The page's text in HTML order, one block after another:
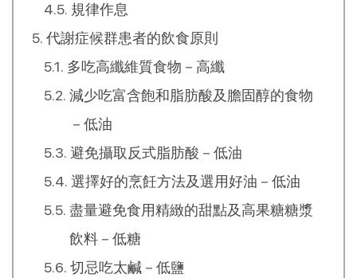
規律作息
代謝症候群患者的飲食原則
多吃高纖維質食物－高纖
減少吃富含飽和脂肪酸及膽固醇的食物
－低油
避免攝取反式脂肪酸－低油
選擇好的烹飪方法及選用好油－低油
盡量避免食用精緻的甜點及高果糖糖漿
飲料－低糖
切忌吃太鹹－低鹽